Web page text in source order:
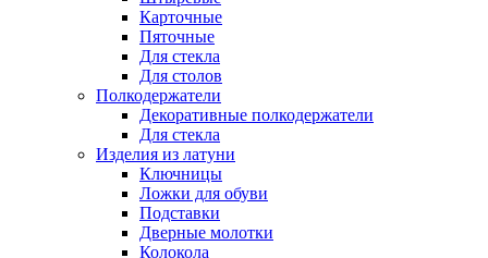
Карточные
Пяточные
Для стекла
Для столов
Полкодержатели
Декоративные полкодержатели
Для стекла
Изделия из латуни
Ключницы
Ложки для обуви
Подставки
Дверные молотки
Колокола